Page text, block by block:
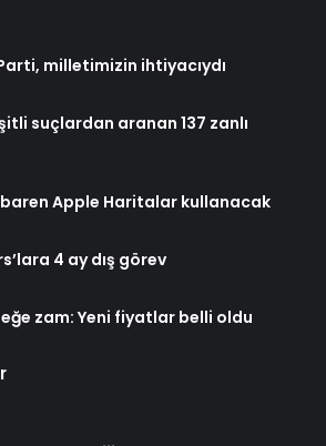
milletimizin ihtiyacıydı
suçlardan aranan 137 zanlı
Apple Haritalar kullanacak
4 ay dış görev
zam: Yeni fiyatlar belli oldu